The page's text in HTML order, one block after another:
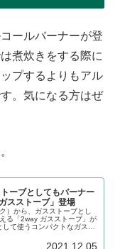
ールバーナーが登
煮炊きをする際に
プするよりもアル
。気になる方はぜ
ーブとしてもバーナー
スストーブ」登場
）から、ガスストーブとし
る「2way ガスストーブ」が
て使うコンパクトなガスバ
2021.12.05